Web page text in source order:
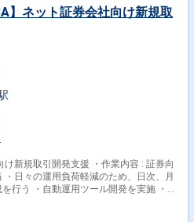
】ネット証券会社向け新規取
新規取引開発支援 ・作業内容 : 証券向
日々の運用負荷軽減のため、日次、月
行う ・自動運用ツール開発を実施 ・